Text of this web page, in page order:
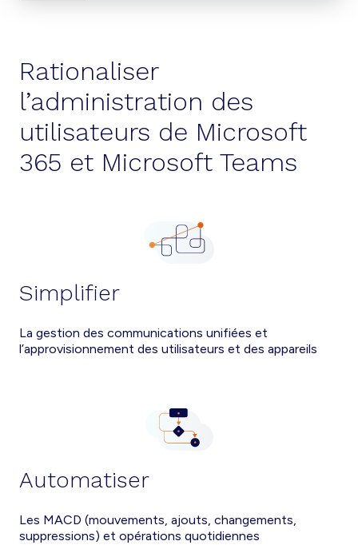
Rationaliser
l’administration des
utilisateurs de Microsoft
365 et Microsoft Teams
Simplifier
La gestion des communications unifiées et
l’approvisionnement des utilisateurs et des appareils
Automatiser
Les MACD (mouvements, ajouts, changements,
suppressions) et opérations quotidiennes